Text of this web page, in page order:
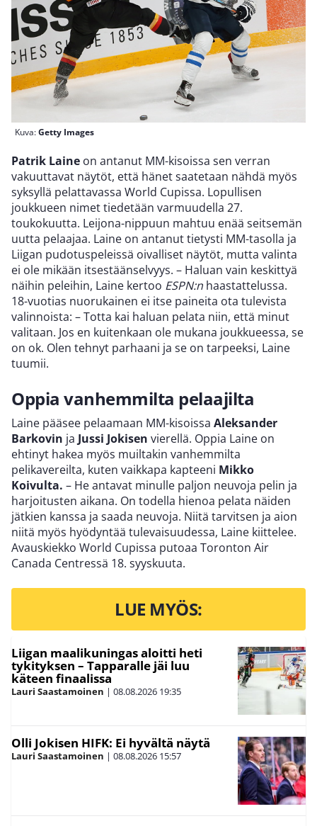
Kuva:Getty Images
Patrik Laine on antanut MM-kisoissa sen verran
vakuuttavat näytöt, että hänet saatetaan nähdä myös
syksyllä pelattavassa World Cupissa. Lopullisen
joukkueen nimet tiedetään varmuudella 27.
toukokuutta. Leijona-nippuun mahtuu enää seitsemän
uutta pelaajaa. Laine on antanut tietysti MM-tasolla ja
Liigan pudotuspeleissä oivalliset näytöt, mutta valinta
ei ole mikään itsestäänselvyys. – Haluan vain keskittyä
näihin peleihin, Laine kertoo ESPN:n haastattelussa.
18-vuotias nuorukainen ei itse paineita ota tulevista
valinnoista: – Totta kai haluan pelata niin, että minut
valitaan. Jos en kuitenkaan ole mukana joukkueessa, se
on ok. Olen tehnyt parhaani ja se on tarpeeksi, Laine
tuumii.
Oppia vanhemmilta pelaajilta
Laine pääsee pelaamaan MM-kisoissa Aleksander
Barkovin ja Jussi Jokisen vierellä. Oppia Laine on
ehtinyt hakea myös muiltakin vanhemmilta
pelikavereilta, kuten vaikkapa kapteeni Mikko
Koivulta. – He antavat minulle paljon neuvoja pelin ja
harjoitusten aikana. On todella hienoa pelata näiden
jätkien kanssa ja saada neuvoja. Niitä tarvitsen ja aion
niitä myös hyödyntää tulevaisuudessa, Laine kiittelee.
Avauskiekko World Cupissa putoaa Toronton Air
Canada Centressä 18. syyskuuta.
LUE MYÖS:
Liigan maalikuningas aloitti heti
tykityksen – Tapparalle jäi luu
käteen finaalissa
Lauri Saastamoinen | 08.08.2026 19:35
Olli Jokisen HIFK: Ei hyvältä näytä
Lauri Saastamoinen | 08.08.2026 15:57